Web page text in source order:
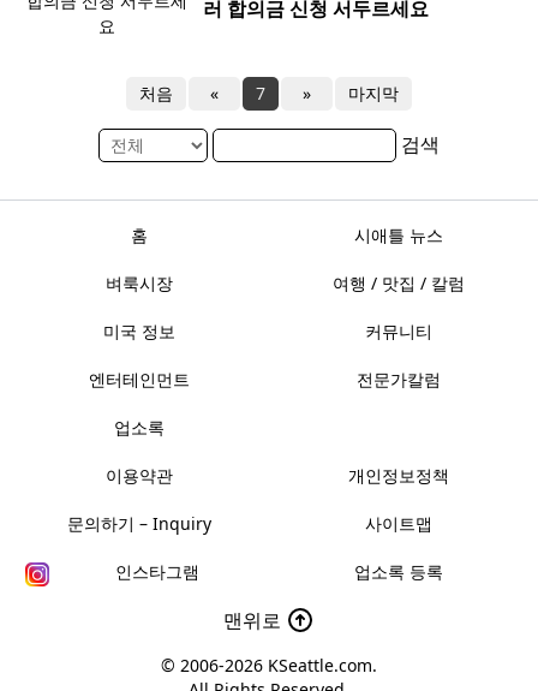
러 합의금 신청 서두르세요
처음 « 7 » 마지막
검색
홈 시애틀 뉴스
벼룩시장 여행 / 맛집 / 칼럼
미국 정보 커뮤니티
엔터테인먼트 전문가칼럼
업소록
이용약관 개인정보정책
문의하기 – Inquiry 사이트맵
인스타그램 업소록 등록
맨위로
© 2006-2026 KSeattle.com.